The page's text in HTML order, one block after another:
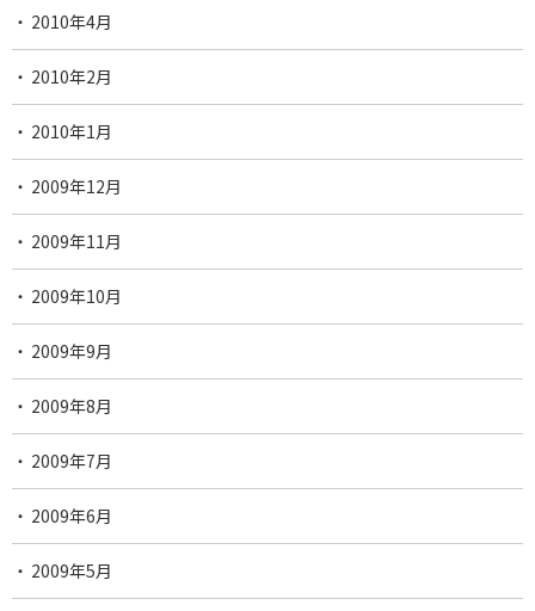
2010年4月
2010年2月
2010年1月
2009年12月
2009年11月
2009年10月
2009年9月
2009年8月
2009年7月
2009年6月
2009年5月